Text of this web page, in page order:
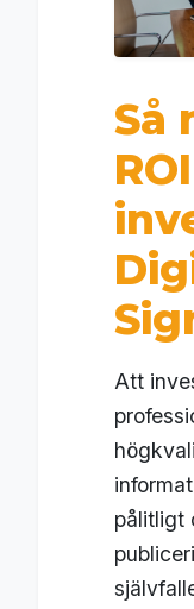
Så
Att
pålitligt